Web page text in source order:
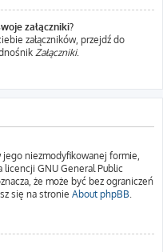
załączniki?
załączników, przejdź do
Załączniki.
niezmodyfikowanej formie,
licencji GNU General Public
że może być bez ograniczeń
się na stronie About phpBB.